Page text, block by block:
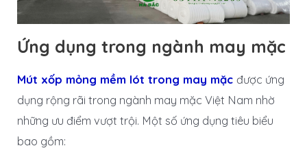
Ứng dụng trong ngành may mặc
Mút xốp mỏng mềm lót trong may mặcđược ứng
dụng rộng rãi trong ngành may mặc Việt Nam nhờ
những ưu điểm vượt trội. Một số ứng dụng tiêu biểu
bao gồm: